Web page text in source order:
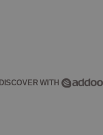
DISCOVER WITH